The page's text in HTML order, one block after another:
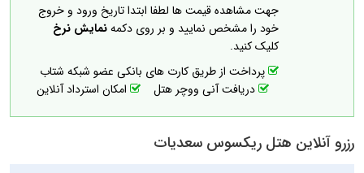
جهت مشاهده قیمت ها لطفا ابتدا تاریخ ورود و خروج
خود را مشخص نمایید و بر روی دکمهنمایش نرخ
کلیک کنید.
پرداخت از طریق کارت های بانکی عضو شبکه شتاب
دریافت آنی ووچر هتل
امکان استرداد آنلاین
رزرو آنلاین هتل ریکسوس سعدیات